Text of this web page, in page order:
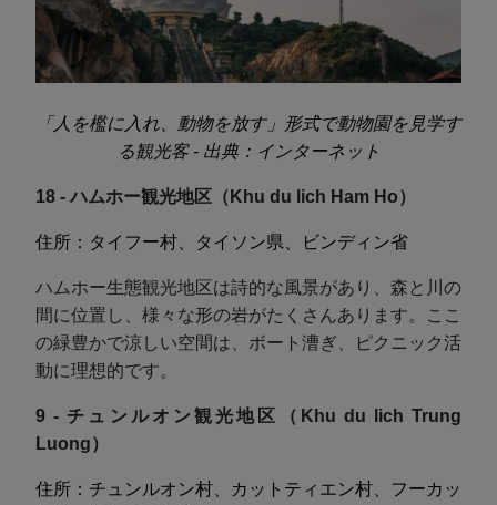
「人を檻に入れ、動物を放す」形式で動物園を見学す
る観光客 - 出典：インターネット
18 - ハムホー観光地区（Khu du lich Ham Ho）
住所：タイフー村、タイソン県、ビンディン省
ハムホー生態観光地区は詩的な風景があり、森と川の
間に位置し、様々な形の岩がたくさんあります。ここ
の緑豊かで涼しい空間は、ボート漕ぎ、ピクニック活
動に理想的です。
9 - チュンルオン観光地区（Khu du lich Trung
Luong）
住所：チュンルオン村、カットティエン村、フーカッ